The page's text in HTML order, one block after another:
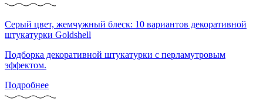
Серый цвет, жемчужный блеск: 10 вариантов декоративной
штукатурки Goldshell
Подборка декоративной штукатурки с перламутровым
эффектом.
Подробнее